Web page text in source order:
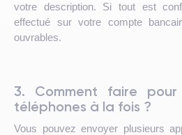
votre description. Si tout est
effectué sur votre compte
ouvrables.
3. Comment faire pour
téléphones à la fois ?
Vous pouvez envoyer plusieurs